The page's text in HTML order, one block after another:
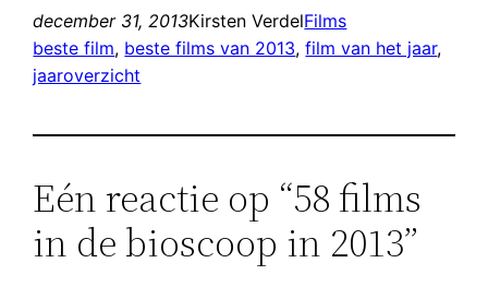
december 31, 2013Kirsten VerdelFilms
beste film, beste films van 2013, film van het jaar
jaaroverzicht
Eén reactie op “58 films
in de bioscoop in 2013”